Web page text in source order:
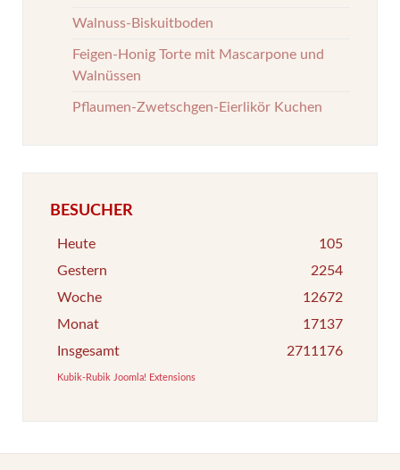
Walnuss-Biskuitboden
Feigen-Honig Torte mit Mascarpone und
Walnüssen
Pflaumen-Zwetschgen-Eierlikör Kuchen
BESUCHER
Heute
105
Gestern
2254
Woche
12672
Monat
17137
Insgesamt
2711176
Kubik-Rubik Joomla! Extensions